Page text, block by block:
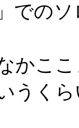
での
かこ
うく